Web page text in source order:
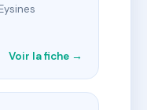
Voir la fiche →